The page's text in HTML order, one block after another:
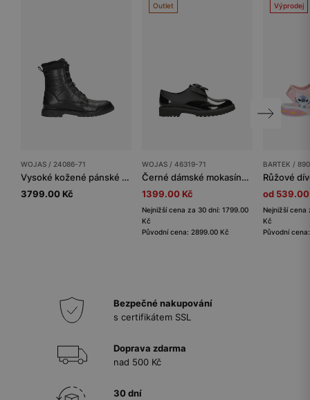
WOJAS / 24086-71
Vysoké kožené pánské kotníkové boty se zateplením
3799.00 Kč
Outlet
WOJAS / 46319-71
Černé dámské mokasíny s lakovanými prvky
1399.00 Kč
Nejnižší cena za 30 dní: 1799.00
Kč
Původní cena: 2899.00 Kč
Výprodej
BARTEK /
od 539.00
Nejnižší cena
Kč
Původní
Bezpečné nakupování
s certifikátem SSL
Doprava zdarma
nad 500 Kč
30 dní